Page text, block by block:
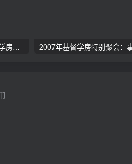
2024年11月 温哥华基督学房特会：有见识的管家 02 彭动平